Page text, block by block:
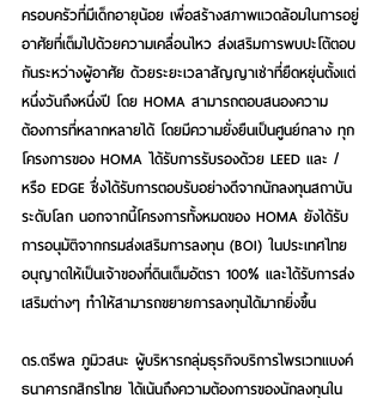
ครอบครัวที่มีเด็กอายุน้อย เพื่อสร้างสภาพแวดล้อมในการอยู่
อาศัยที่เต็มไปด้วยความเคลื่อนไหว ส่งเสริมการพบปะโต้ตอบ
กันระหว่างผู้อาศัย ด้วยระยะเวลาสัญญาเช่าที่ยืดหยุ่นตั้งแต่
หนึ่งวันถึงหนึ่งปี โดย HOMA สามารถตอบสนองความ
ต้องการที่หลากหลายได้ โดยมีความยั่งยืนเป็นศูนย์กลาง ทุก
โครงการของ HOMA ได้รับการรับรองด้วย LEED และ /
หรือ EDGE ซึ่งได้รับการตอบรับอย่างดีจากนักลงทุนสถาบัน
ระดับโลก นอกจากนี้โครงการทั้งหมดของ HOMA ยังได้รับ
การอนุมัติจากกรมส่งเสริมการลงทุน (BOI) ในประเทศไทย
อนุญาตให้เป็นเจ้าของที่ดินเต็มอัตรา 100% และได้รับการส่ง
เสริมต่างๆ ทำให้สามารถขยายการลงทุนได้มากยิ่งขึ้น
ดร.ตรีพล ภูมิวสนะ ผู้บริหารกลุ่มธุรกิจบริการไพรเวทแบงค์
ธนาคารกสิกรไทย ได้เน้นถึงความต้องการของนักลงทุนใน